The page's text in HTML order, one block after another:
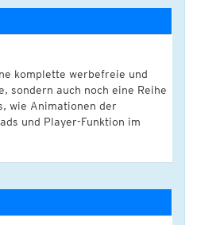
komplette werbefreie und
sondern auch noch eine Reihe
wie Animationen der
und Player-Funktion im